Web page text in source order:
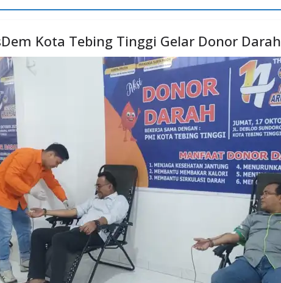
Kota Tebing Tinggi Gelar Donor Darah